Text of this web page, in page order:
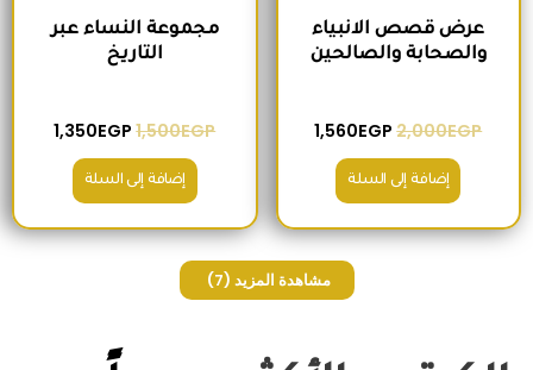
عرض قصص الانبياء
والصحابة والصالحين
2,000EGP
1,560EGP
إضافة إلى السلة
مجموعة النساء عبر
التاريخ
1,500EGP
1,350EGP
إضافة إلى السلة
مشاهدة المزيد (7)